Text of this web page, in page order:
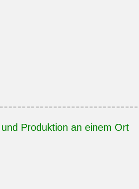
Produktion an einem Ort